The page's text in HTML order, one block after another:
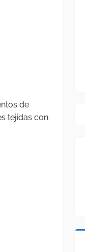
de
tejidas con